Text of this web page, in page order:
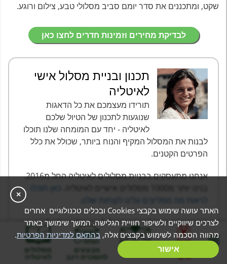
שקט, ומתכננים את סדר יומם סביב מסלולי טבע, צילום ורוגע.
לבדיקת מחירים וזמינות חדרים לחצו כאן
תכנון ובניית מסלול אישי
לאיטליה
תורידו מעצמכם את כל הדאגות
שנוגעות לתכנון של הטיול שלכם
לאיטליה - יחד עם המומחה שלנו תוכלו
לבנות את המסלול המקיף והנוח ביותר, שכולל את כלל
הפרטים הקטנים.
אנחנו מתעסקים בבניית מסלולים לאיטליה החל מ2016.
מה היתרונות של בניית מסלול אישי לאיטליה?
בניית מסלול
אישי
מבצעים מסלולים
לאיטליה
×
האתר עושה שימוש בקבצי Cookies ובכלים טכנולוגיים אחרים
לצרכים שיווקיים ולשיפור חוויית הגלישה. המשך שימושך באתר
מהווה הסכמה לשימוש בקבצים אלה, בהתאם למדיניות הפרטיות.
אישור